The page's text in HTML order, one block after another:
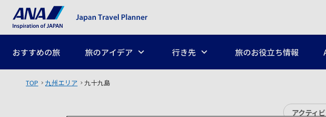
おすすめの旅 旅のアイデア 行き先 旅のお役立ち情報
TOP 九州エリア 九十九島
アクティ